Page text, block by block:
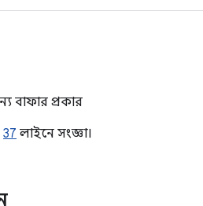
বাফার প্রকার
37 লাইনে সংজ্ঞা।